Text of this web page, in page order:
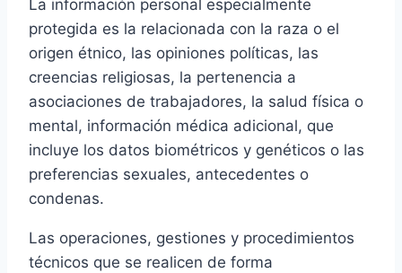
La información personal especialmente
protegida es la relacionada con la raza o el
origen étnico, las opiniones políticas, las
creencias religiosas, la pertenencia a
asociaciones de trabajadores, la salud física o
mental, información médica adicional, que
incluye los datos biométricos y genéticos o las
preferencias sexuales, antecedentes o
condenas.
Las operaciones, gestiones y procedimientos
técnicos que se realicen de forma